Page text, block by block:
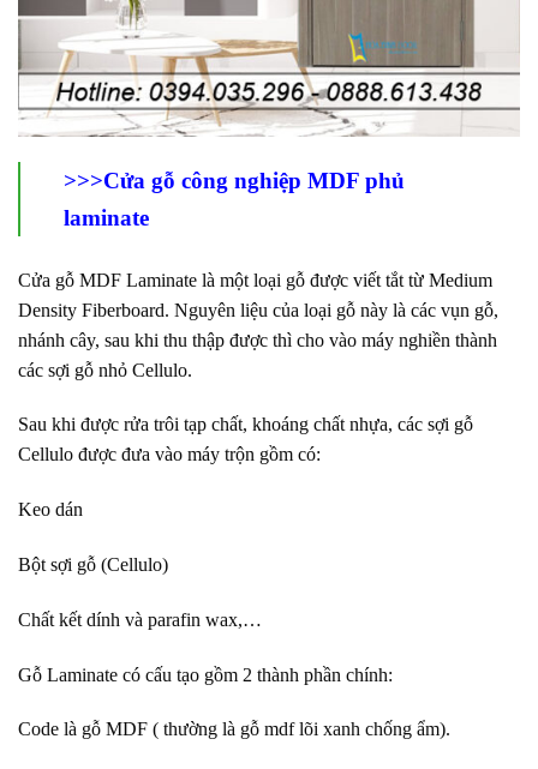
>>>Cửa gỗ công nghiệp MDF phủ
laminate
Cửa gỗ MDF Laminate là một loại gỗ được viết tắt từ Medium
Density Fiberboard. Nguyên liệu của loại gỗ này là các vụn gỗ,
nhánh cây, sau khi thu thập được thì cho vào máy nghiền thành
các sợi gỗ nhỏ Cellulo.
Sau khi được rửa trôi tạp chất, khoáng chất nhựa, các sợi gỗ
Cellulo được đưa vào máy trộn gồm có:
Keo dán
Bột sợi gỗ (Cellulo)
Chất kết dính và parafin wax,…
Gỗ Laminate có cấu tạo gồm 2 thành phần chính:
Code là gỗ MDF ( thường là gỗ mdf lõi xanh chống ẩm).